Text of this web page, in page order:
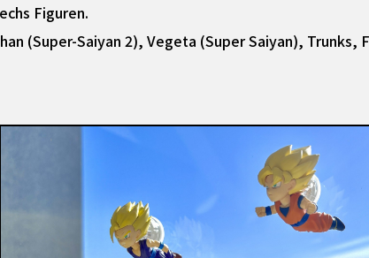
Figuren.
(Super-Saiyan 2), Vegeta (Super Saiyan), Trunks,